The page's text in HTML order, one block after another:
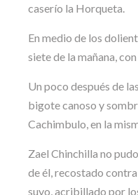
caserío la Horqueta.
En medio de los
siete de la mañana,
Un poco después de
bigote canoso y
Cachimbulo, en la
Zael Chinchilla no
de él, recostado
suyo, acribillado por